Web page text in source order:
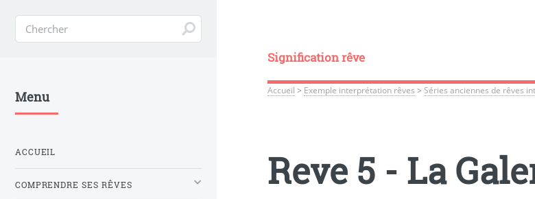
Signification rêve
Accueil > Exemple interprétation rêves > Séries anciennes de rêves
Reve 5 - La
Menu
ACCUEIL
COMPRENDRE SES RÊVES